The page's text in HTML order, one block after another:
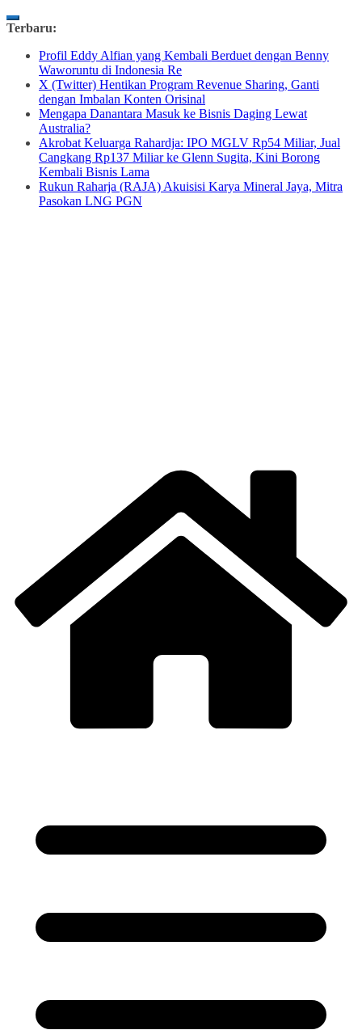
Skip
content
Terbaru:
Profil Eddy Alfian yang Kembali Berduet dengan Benny
Waworuntu di Indonesia Re
X (Twitter) Hentikan Program Revenue Sharing, Ganti
dengan Imbalan Konten Orisinal
Mengapa Danantara Masuk ke Bisnis Daging Lewat
Australia?
Akrobat Keluarga Rahardja: IPO MGLV Rp54 Miliar, Jual
Cangkang Rp137 Miliar ke Glenn Sugita, Kini Borong
Kembali Bisnis Lama
Rukun Raharja (RAJA) Akuisisi Karya Mineral Jaya, Mitra
Pasokan LNG PGN